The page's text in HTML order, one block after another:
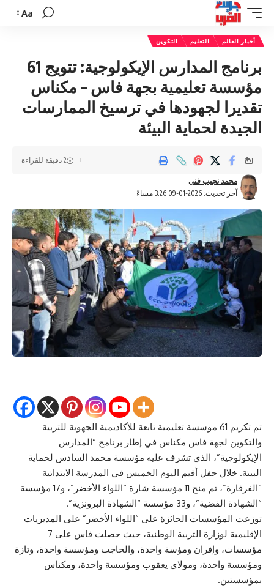
تغيير
Aa
أخبار العالم التعليم التكوين
برنامج المدارس الإيكولوجية: تتويج 61
مؤسسة تعليمية بجهة فاس – مكناس
تقديرا لجهودها في ترسيخ الممارسات
الجيدة لحماية البيئة
آخر تحديث: 2026-01-09 3:26 مساءً
محمد نجيب فني
2 دقيقة للقراءة
تم تكريم 61 مؤسسة تعليمية تابعة للأكاديمية الجهوية للتربية
والتكوين لجهة فاس مكناس في إطار برنامج “المدارس
الإيكولوجية”، الذي تشرف عليه مؤسسة محمد السادس لحماية
البيئة. خلال حفل أقيم اليوم الخميس في المدرسة الابتدائية
“الفرفارة”، تم منح 11 مؤسسة شارة “اللواء الأخضر”، و17 مؤسسة
“الشهادة الفضية”، و33 مؤسسة “الشهادة البرونزية”.
توزعت المؤسسات الحائزة على “اللواء الأخضر” على المديريات
الإقليمية لوزارة التربية الوطنية، حيث حصلت فاس على 7
مؤسسات، وإفران ومؤسة واحدة، والحاجب ومؤسسة واحدة، وتازة
ومؤسسة واحدة، ومولاي يعقوب ومؤسسة واحدة، ومكناس
بمؤسستين.